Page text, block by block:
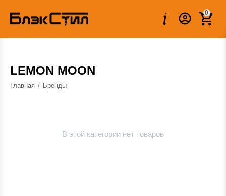
0
LEMON MOON
Главная / Бренды
В этой категории нет товаров